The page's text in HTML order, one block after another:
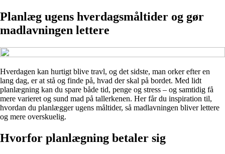
Planlæg ugens hverdagsmåltider og gør
madlavningen lettere
Hverdagen kan hurtigt blive travl, og det sidste, man orker efter en
lang dag, er at stå og finde på, hvad der skal på bordet. Med lidt
planlægning kan du spare både tid, penge og stress – og samtidig få
mere varieret og sund mad på tallerkenen. Her får du inspiration til,
hvordan du planlægger ugens måltider, så madlavningen bliver lettere
og mere overskuelig.
Hvorfor planlægning betaler sig